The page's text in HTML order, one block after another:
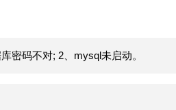
密码不对; 2、mysql未启动。